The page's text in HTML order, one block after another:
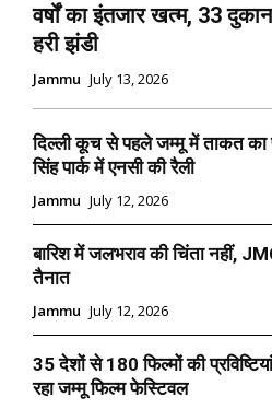
वर्षों का इंतजार खत्म, 33
हरी झंडी
Jammu July 13, 2026
दिल्ली कूच से पहले जम्मू में ताकत का
सिंह पार्क में एनसी की रैली
Jammu July 12, 2026
बारिश में जलभराव की चिंता नहीं,
तैनात
Jammu July 12, 2026
35 देशों से 180 फिल्मों की
रहा जम्मू फिल्म फेस्टिवल